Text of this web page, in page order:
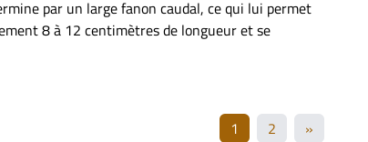
par un large fanon caudal, ce qui lui permet
8 à 12 centimètres de longueur et se
1 2 »